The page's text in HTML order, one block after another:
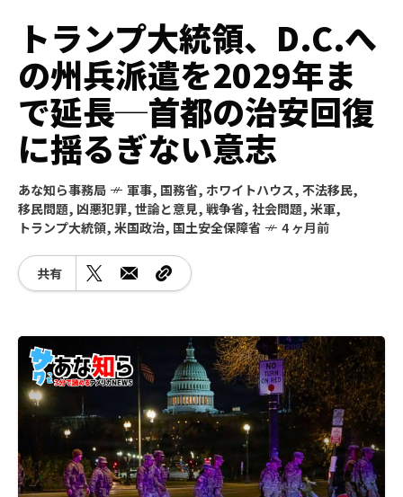
トランプ大統領、D.C.へ
の州兵派遣を2029年ま
で延長─首都の治安回復
に揺るぎない意志
あな知ら事務局 軍事, 国務省, ホワイトハウス, 不法移民,
移民問題, 凶悪犯罪, 世論と意見, 戦争省, 社会問題, 米軍,
トランプ大統領, 米国政治, 国土安全保障省 4 ヶ月前
共有